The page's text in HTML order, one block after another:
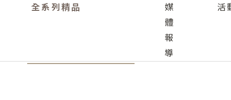
全系列精品
媒
體
報
導
活